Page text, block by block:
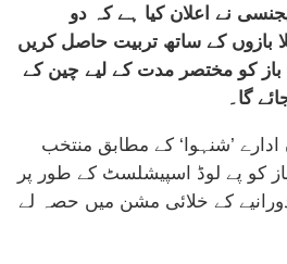
نے اعلان کیا ہے کہ دو
بازوں کے ساتھ تربیت حاصل کریں
کو مختصر مدت کے لیے چین کے
گا۔
’شنہوا‘ کے مطابق منتخب
باز کو پے لوڈ اسپیشلسٹ کے طور پر
کے خلائی مشن میں حصہ لے